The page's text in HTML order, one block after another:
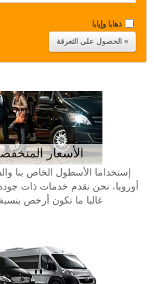
ذهابا وإيابا
الأسعار
إستخداما الأسطول الخاص بنا
أوروبا، نحن نقدم خدمات ذات جودة
غالبا ما تكون أرخص بنسبة 20-30٪ من سيارة